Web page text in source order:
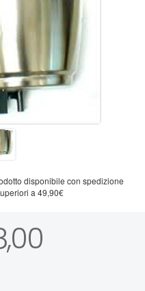
disponibile con spedizione
a 49,90€